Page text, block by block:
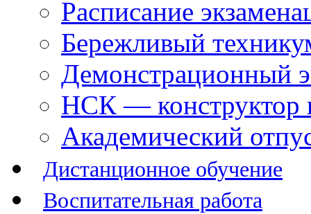
Расписание
Бережливый
Демонстрационный
НСК — конструктор
Академический
Дистанционное обучение
Воспитательная работа